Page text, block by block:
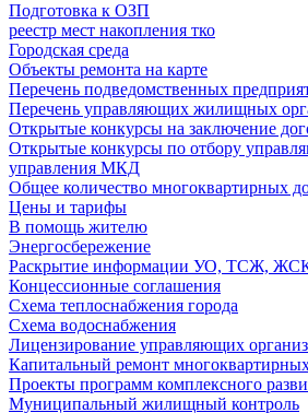
Подготовка к ОЗП
реестр мест накопления тко
Городская среда
Объекты ремонта на карте
Перечень подведомственных
Перечень управляющих жилищных
Открытые конкурсы на заключение
Открытые конкурсы по отбору
управления МКД
Общее количество многоквартирных
Цены и тарифы
В помощь жителю
Энергосбережение
Раскрытие информации УО, ТСЖ,
Концессионные соглашения
Схема теплоснабжения города
Схема водоснабжения
Лицензирование управляющих
Капитальный ремонт
Проекты программ комплексного
Муниципальный жилищный контроль